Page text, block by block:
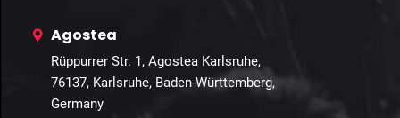
Agostea
Rüppurrer Str. 1, Agostea Karlsruhe,
76137, Karlsruhe, Baden-Württemberg,
Germany